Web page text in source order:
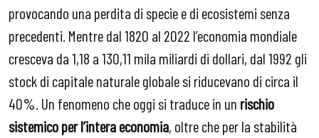
provocando una perdita di specie e di ecosistemi senza
precedenti. Mentre dal 1820 al 2022 l’economia mondiale
cresceva da 1,18 a 130,11 mila miliardi di dollari, dal 1992 gli
stock di capitale naturale globale si riducevano di circa il
40%. Un fenomeno che oggi si traduce in un rischio
sistemico per l’intera economia, oltre che per la stabilità